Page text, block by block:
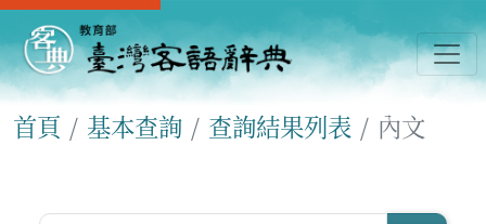
首頁 基本查詢 查詢結果列表 內文